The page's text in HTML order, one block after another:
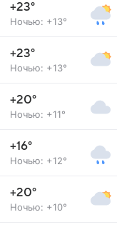
+23°
Ночью: +13°
+23°
Ночью: +13°
+20°
Ночью: +11°
+16°
Ночью: +12°
+20°
Ночью: +10°